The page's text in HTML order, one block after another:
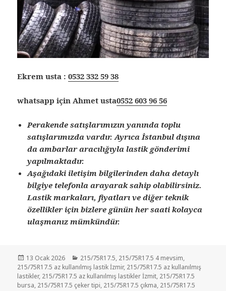
Ekrem usta :0532 332 59 38
whatsapp için Ahmet usta0552 603 96 56
Perakende satışlarımızın yanında toplu
satışlarımızda vardır. Ayrıca İstanbul dışına
da ambarlar aracılığıyla lastik gönderimi
yapılmaktadır.
Aşağıdaki iletişim bilgilerinden daha detaylı
bilgiye telefonla arayarak sahip olabilirsiniz.
Lastik markaları, fiyatları ve diğer teknik
özellikler için bizlere günün her saati kolayca
ulaşmanız mümkündür.
Yayın
tarihi
13 Ocak 2026 Kategoriler
215/75R17.5, 215/75R17.5 4 mevsim,
215/75R17.5 az kullanılmış lastik İzmir, 215/75R17.5 az kullanılmış
lastikler, 215/75R17.5 az kullanılmış lastikler İzmit, 215/75R17.5
bursa, 215/75R17.5 çeker tipi, 215/75R17.5 çıkma, 215/75R17.5